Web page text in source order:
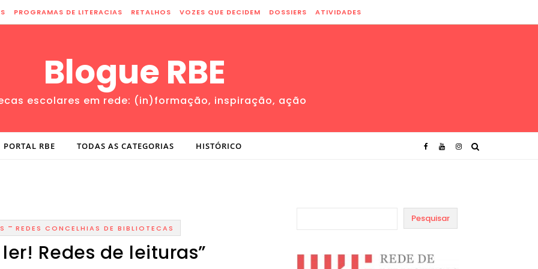
PROGRAMAS DE LITERACIAS RETALHOS VOZES QUE DECIDEM DOSSIERS ATIVIDADES
Blogue RBE
escolares em rede: (in)formação, inspiração, ação
PORTAL RBE TODAS AS CATEGORIAS HISTÓRICO
- REDES CONCELHIAS DE BIBLIOTECAS
Redes de leituras”
Pesquisar